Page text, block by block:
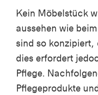
Kein Möbelstück
aussehen wie
sind so konzipiert,
dies erfordert
Pflege.
Pflegeprodukte